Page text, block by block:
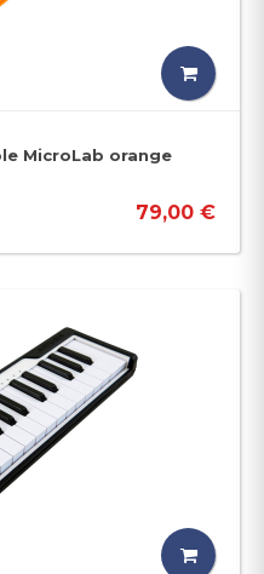
MicroLab orange
79,00 €